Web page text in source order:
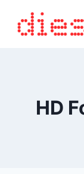
contenido
HD